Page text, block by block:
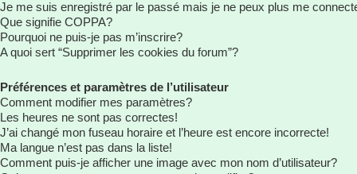
Je me suis enregistré par le passé mais je ne peux plus me
Que signifie COPPA?
Pourquoi ne puis-je pas m’inscrire?
A quoi sert “Supprimer les cookies du forum”?
Préférences et paramètres de l’utilisateur
Comment modifier mes paramètres?
Les heures ne sont pas correctes!
J’ai changé mon fuseau horaire et l’heure est encore incorrecte!
Ma langue n’est pas dans la liste!
Comment puis-je afficher une image avec mon nom d’utilisateur?